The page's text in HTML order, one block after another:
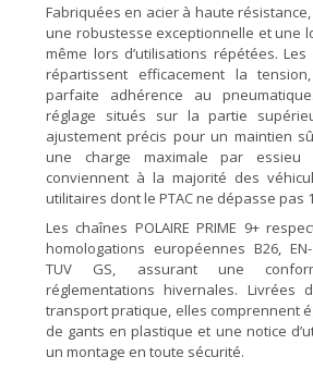
Fabriquées en acier à haute
une robustesse exceptionnelle et une
même lors d’utilisations répétées.
répartissent efficacement la
parfaite adhérence au
réglage situés sur la partie
ajustement précis pour un maintien
une charge maximale par
conviennent à la majorité des
utilitaires dont le PTAC ne dépasse pas
Les chaînes POLAIRE PRIME 9+
homologations européennes B26, EN-
TUV GS, assurant une
réglementations hivernales. Livrées
transport pratique, elles comprennent
de gants en plastique et une notice
un montage en toute sécurité.